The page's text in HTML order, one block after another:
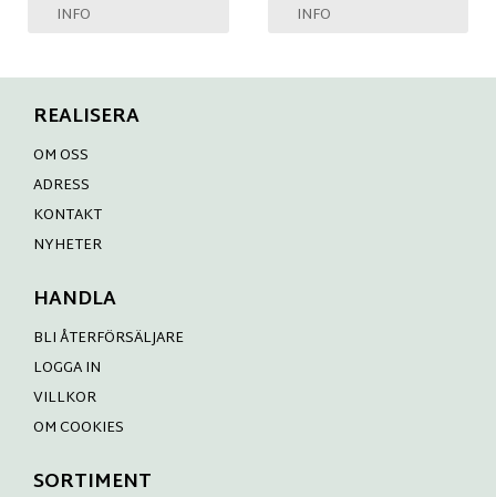
INFO INFO
REALISERA
OM OSS
ADRESS
KONTAKT
NYHETER
HANDLA
BLI ÅTERFÖRSÄLJARE
LOGGA IN
VILLKOR
OM COOKIES
SORTIMENT